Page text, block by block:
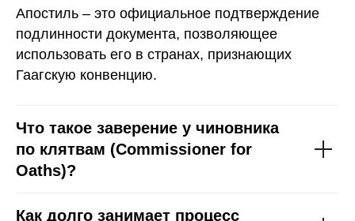
Апостиль – это официальное подтверждение
подлинности документа, позволяющее
использовать его в странах, признающих
Гаагскую конвенцию.
Что такое заверение у чиновника
по клятвам (Commissioner for
Oaths)?
Как долго занимает процесс